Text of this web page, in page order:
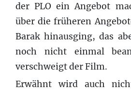
der PLO ein Angebot
über die früheren
Barak hinausging, das
noch nicht einmal
verschweigt der Film.
Erwähnt wird auch